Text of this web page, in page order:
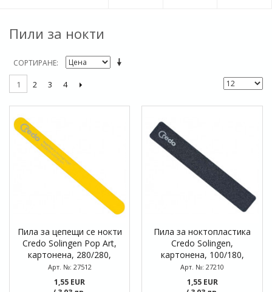
Пили за нокти
СОРТИРАНЕ
1 2 3 4
Пила за цепещи се нокти
Credo Solingen Pop Art,
картонена, 280/280,
блистер
Арт. №: 27512
1,55 EUR
Пила за ноктопластика
Credo Solingen,
картонена, 100/180,
блистер
Арт. №: 27210
1,55 EUR